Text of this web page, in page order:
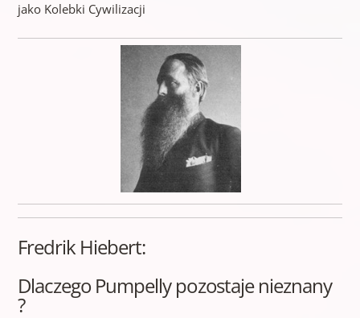
jako Kolebki Cywilizacji
Fredrik Hiebert:
Dlaczego Pumpelly pozostaje nieznany
?